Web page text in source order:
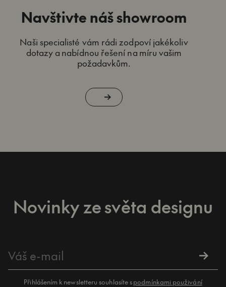
Navštivte náš showroom
Naši specialisté vám rádi zodpoví jakékoliv
dotazy a nabídnou řešení na míru vašim
požadavkům.
Novinky ze světa designu
Přihlášením k newsletteru souhlasíte spodmínkami použivání